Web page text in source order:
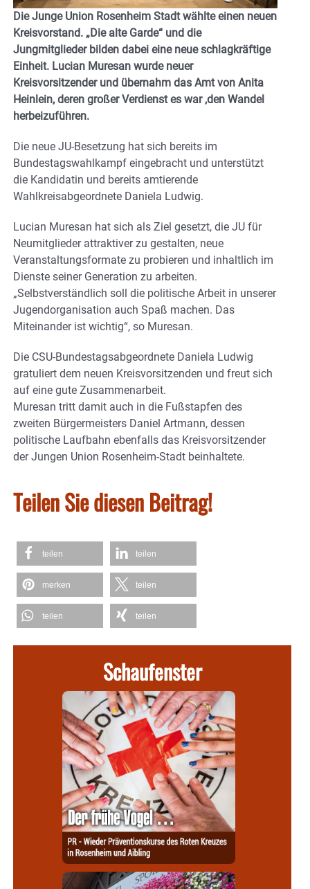
Die Junge Union Rosenheim Stadt wählte einen neuen
Kreisvorstand. „Die alte Garde“ und die
Jungmitglieder bilden dabei eine neue schlagkräftige
Einheit. Lucian Muresan wurde neuer
Kreisvorsitzender und übernahm das Amt von Anita
Heinlein, deren großer Verdienst es war ,den Wandel
herbeizuführen.
Die neue JU-Besetzung hat sich bereits im
Bundestagswahlkampf eingebracht und unterstützt
die Kandidatin und bereits amtierende
Wahlkreisabgeordnete Daniela Ludwig.
Lucian Muresan hat sich als Ziel gesetzt, die JU für
Neumitglieder attraktiver zu gestalten, neue
Veranstaltungsformate zu probieren und inhaltlich im
Dienste seiner Generation zu arbeiten.
„Selbstverständlich soll die politische Arbeit in unserer
Jugendorganisation auch Spaß machen. Das
Miteinander ist wichtig“, so Muresan.
Die CSU-Bundestagsabgeordnete Daniela Ludwig
gratuliert dem neuen Kreisvorsitzenden und freut sich
auf eine gute Zusammenarbeit.
Muresan tritt damit auch in die Fußstapfen des
zweiten Bürgermeisters Daniel Artmann, dessen
politische Laufbahn ebenfalls das Kreisvorsitzender
der Jungen Union Rosenheim-Stadt beinhaltete.
Teilen Sie diesen Beitrag!
teilen teilen
merken teilen
teilen teilen
Schaufenster